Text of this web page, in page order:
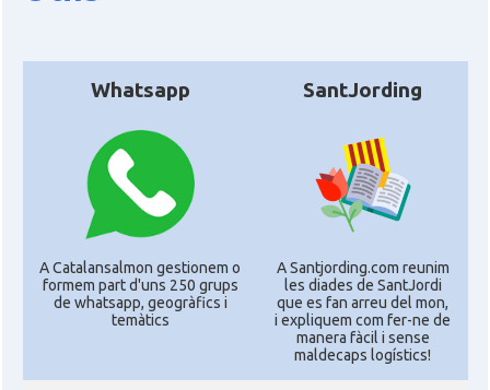
Whatsapp
A Catalansalmon gestionem o
formem part d'uns 250 grups
de whatsapp, geogràfics i
temàtics
SantJording
A Santjording.com reunim
les diades de SantJordi
que es fan arreu del mon,
i expliquem com fer-ne de
manera fàcil i sense
maldecaps logí­stics!